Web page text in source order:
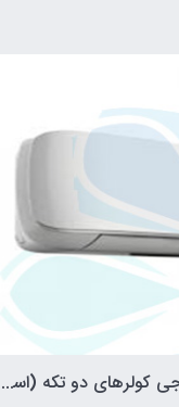
واردات واحدهای داخلی و خارجی کولرهای دو تکه (اسپیلت) – تهران پیشرو – شرکت ترخیص کالا